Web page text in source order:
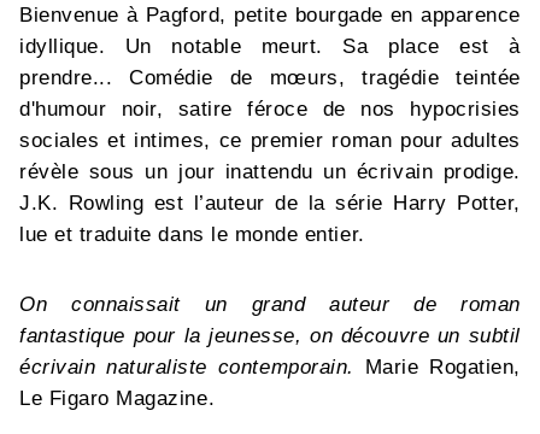
Bienvenue à Pagford, petite bourgade en apparence
idyllique. Un notable meurt. Sa place est à
prendre... Comédie de mœurs, tragédie teintée
d'humour noir, satire féroce de nos hypocrisies
sociales et intimes, ce premier roman pour adultes
révèle sous un jour inattendu un écrivain prodige.
J.K. Rowling est l’auteur de la série Harry Potter,
lue et traduite dans le monde entier.
On connaissait un grand auteur de roman
fantastique pour la jeunesse, on découvre un subtil
écrivain naturaliste contemporain.
Marie Rogatien,
Le Figaro Magazine.